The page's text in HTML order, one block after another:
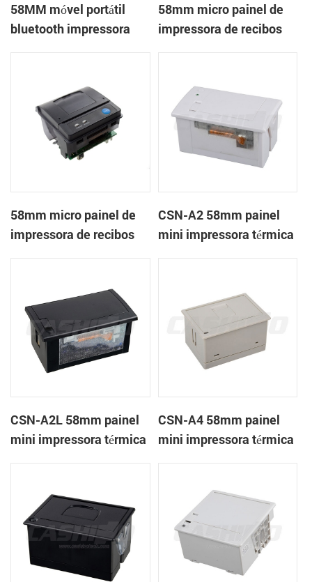
58MM móvel portátil
bluetooth impressora
58mm micro painel de
impressora de recibos
58mm micro painel de
impressora de recibos
CSN-A2 58mm painel
mini impressora térmica
CSN-A2L 58mm painel
mini impressora térmica
CSN-A4 58mm painel
mini impressora térmica